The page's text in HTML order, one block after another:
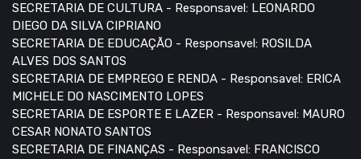
SECRETARIA DE CULTURA - Responsavel: LEONARDO
DIEGO DA SILVA CIPRIANO
SECRETARIA DE EDUCAÇÃO - Responsavel: ROSILDA
ALVES DOS SANTOS
SECRETARIA DE EMPREGO E RENDA - Responsavel: ERICA
MICHELE DO NASCIMENTO LOPES
SECRETARIA DE ESPORTE E LAZER - Responsavel: MAURO
CESAR NONATO SANTOS
SECRETARIA DE FINANÇAS - Responsavel: FRANCISCO